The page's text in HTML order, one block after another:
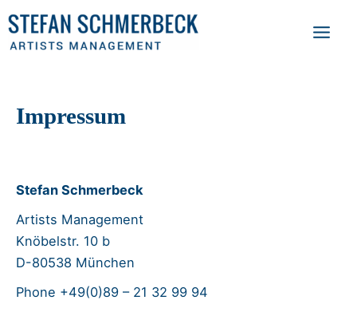
Inhalt
springen
Impressum
Stefan Schmerbeck
Artists Management
Knöbelstr. 10 b
D-80538 München
Phone +49(0)89 – 21 32 99 94